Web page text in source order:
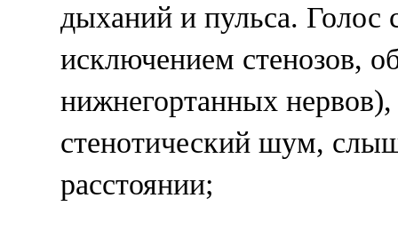
дыханий и пульса. Голос
исключением стенозов,
нижнегортанных нервов),
стенотический шум,
расстоянии;